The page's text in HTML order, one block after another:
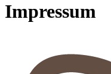
Impressum